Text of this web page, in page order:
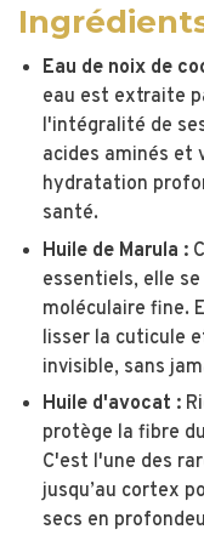
Eau de noix de
eau est extraite
l'intégralité de
acides aminés et
hydratation
santé.
Huile de Marula :
essentiels, elle
moléculaire fine.
lisser la cuticule
invisible, sans
Huile d'avocat :
protège la fibre
C'est l'une des
jusqu’au cortex
secs en